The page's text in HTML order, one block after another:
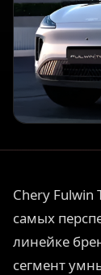
Chery Fulwin
самых
линейке
сегмент